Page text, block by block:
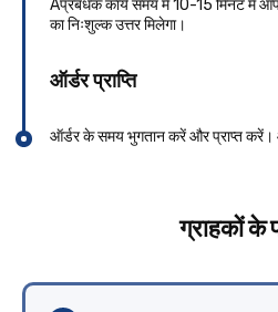
Aप्रबंधक कार्य समय में 10-15 मिनट में
का निःशुल्क उत्तर मिलेगा।
ऑर्डर प्राप्ति
ऑर्डर के समय भुगतान करें और प्राप्त करें।
ग्राहकों के